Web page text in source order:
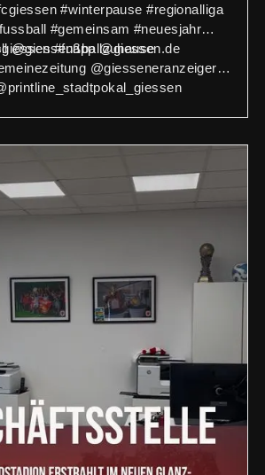
#winterpause #regionalliga
#gemeinsam #neuesjahr
#fußballzuhause
@giessenapp @giessen.de
@giesseneranzeiger